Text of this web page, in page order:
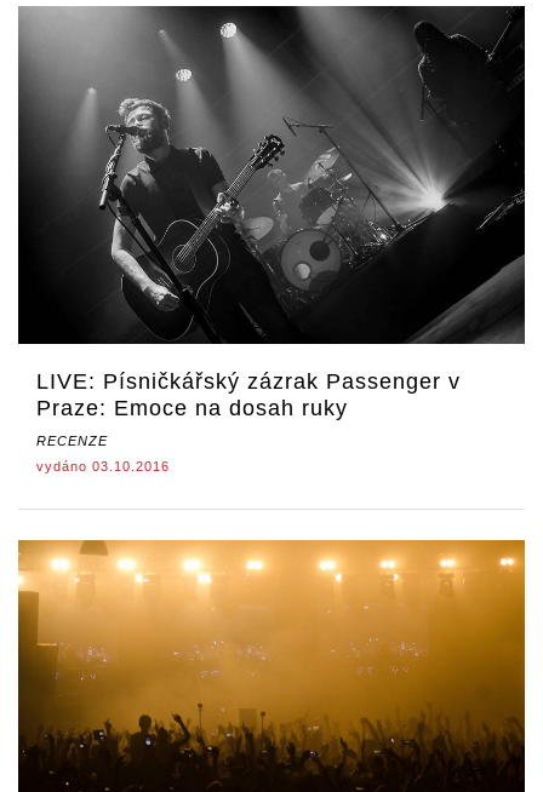
LIVE: Písničkářský zázrak Passenger v
Praze: Emoce na dosah ruky
RECENZE
vydáno 03.10.2016